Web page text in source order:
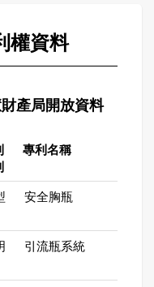
權資料
產局開放資料
專利名稱
安全胸瓶
引流瓶系統